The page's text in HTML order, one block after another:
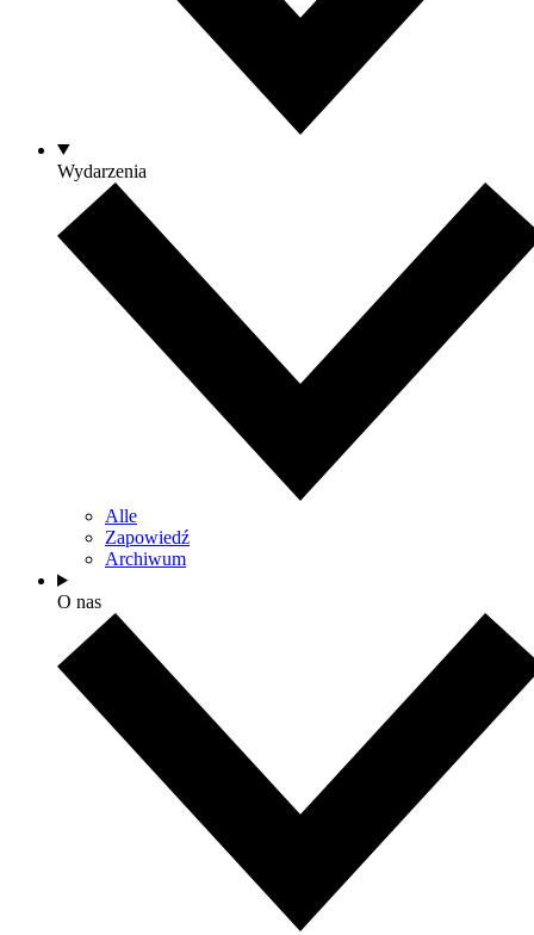
Wydarzenia
Alle
Zapowiedź
Archiwum
O nas